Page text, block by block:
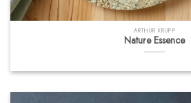
ARTHUR KRUPP
Nature Essence